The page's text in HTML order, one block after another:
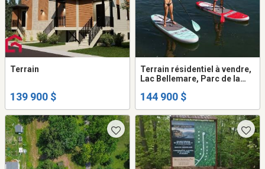
Terrain
139 900 $
Terrain résidentiel à vendre,
Lac Bellemare, Parc de la
144 900 $